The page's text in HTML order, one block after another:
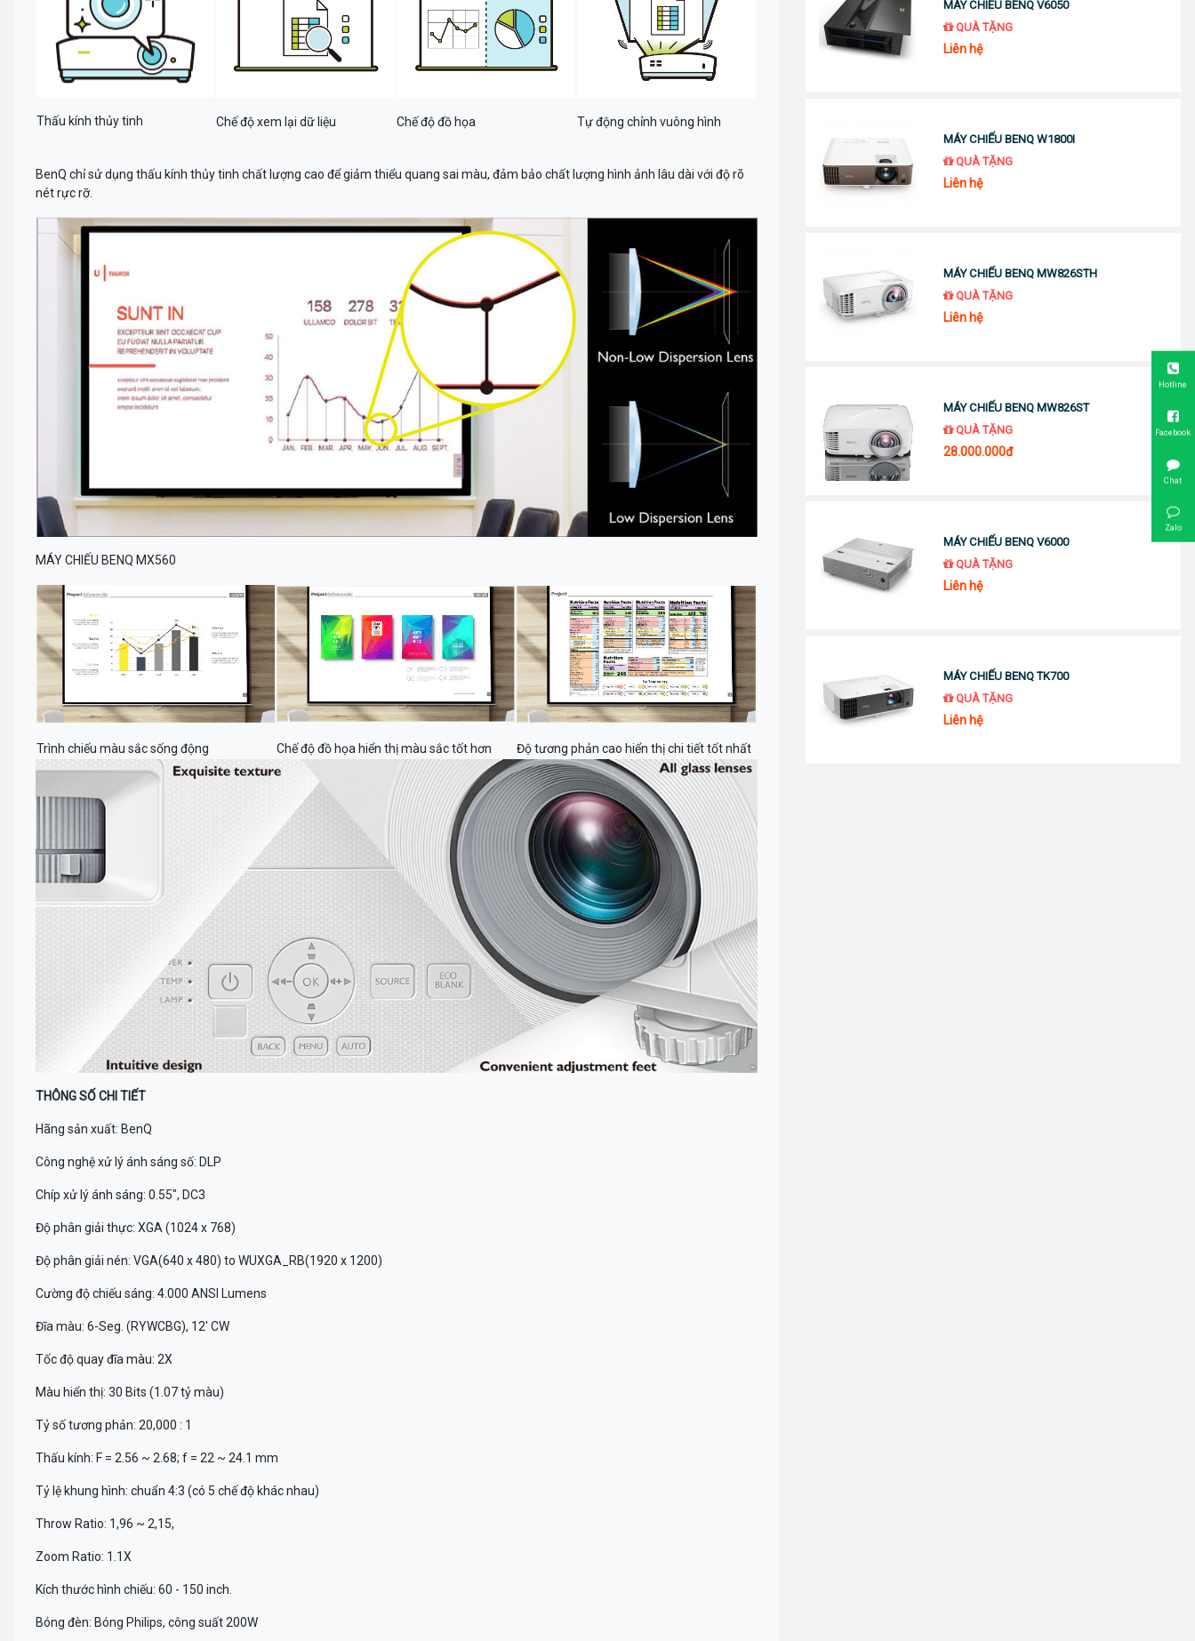
Thấu kính thủy tinh Chế độ xem lại dữ liệu Chế độ đồ họa Tự động chỉnh vuông hình
BenQ chỉ sử dụng thấu kính thủy tinh chất lượng cao để giảm thiểu quang sai màu, đảm bảo chất lượng hình ảnh lâu dài với độ rõ
nét rực rỡ.
MÁY CHIẾU BENQ MX560
Trình chiếu màu sắc sống động Chế độ đồ họa hiển thị màu sắc tốt hơn Độ tương phản cao hiển thị chi tiết tốt nhất
THÔNG SỐ CHI TIẾT
Hãng sản xuất: BenQ
Công nghệ xử lý ánh sáng số: DLP
Chíp xử lý ánh sáng: 0.55", DC3
Độ phân giải thực: XGA (1024 x 768)
Độ phân giải nén: VGA(640 x 480) to WUXGA_RB(1920 x 1200)
Cường độ chiếu sáng: 4.000 ANSI Lumens
Đĩa màu: 6-Seg. (RYWCBG), 12' CW
Tốc độ quay đĩa màu: 2X
Màu hiển thị: 30 Bits (1.07 tỷ màu)
Tỷ số tương phản: 20,000 : 1
Thấu kính: F = 2.56 ~ 2.68; f = 22 ~ 24.1 mm
Tỷ lệ khung hình: chuẩn 4:3 (có 5 chế độ khác nhau)
Throw Ratio: 1,96 ~ 2,15,
Zoom Ratio: 1.1X
Kích thước hình chiếu: 60 - 150 inch.
Bóng đèn: Bóng Philips, công suất 200W
MÁY CHIÉU BENQ V6050
QUÀ TẶNG
Liên hệ
MÁY CHIẾU BENQ W1800I
QUÀ TẶNG
Liên hệ
MÁY CHIẾU BENQ MW826STH
QUÀ TẶNG
Liên hệ
MÁY CHIẾU BENQ MW826ST
QUÀ TẶNG
28.000.000đ
MÁY CHIẾU BENQ V6000
QUÀ TẶNG
Liên hệ
MÁY CHIẾU BENQ TK700
QUÀ TẶNG
Liên hệ
Hotline
Facebook
Chat
Zalo